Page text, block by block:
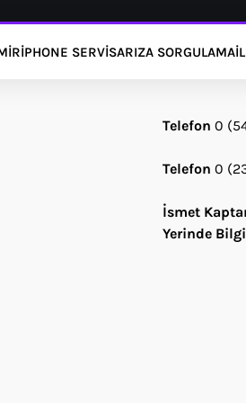
IPHONE SERVISARIZA SORGULAMA
Telefon 0
Telefon 0
İsmet
Yerinde